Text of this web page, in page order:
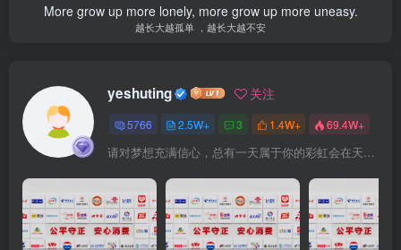
More grow up more lonely, more grow up more uneasy.
越长大越孤单 ，越长大越不安
yeshuting 关注
5766 2.5W+ 3 1.4W+ 69.4W+
请对梦想充满信心，总有一天属于你的彩虹会在天空微笑